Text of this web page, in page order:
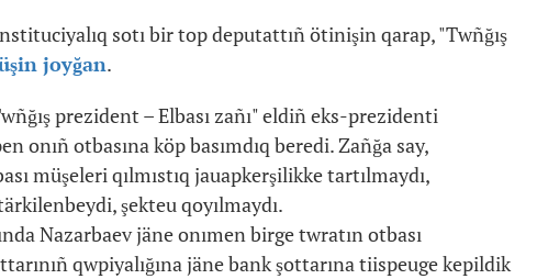
sotı bir top deputattıñ ötinişin qarap, "Twñğış
joyğan.
prezident – Elbası zañı" eldiñ eks-prezidenti
onıñ otbasına köp basımdıq beredi. Zañğa say,
müşeleri qılmıstıq jauapkerşilikke tartılmaydı,
şekteu qoyılmaydı.
Nazarbaev jäne onımen birge twratın otbası
qwpiyalığına jäne bank şottarına tiispeuge kepildik